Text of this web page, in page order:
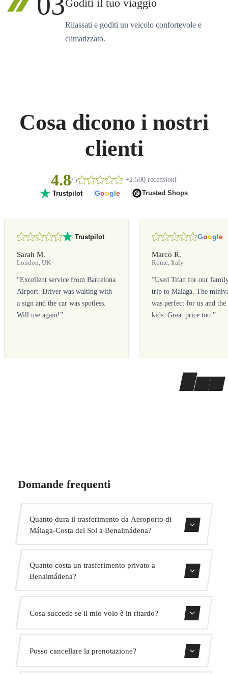
Goditi il tuo viaggio
Rilassati e goditi un veicolo confortevole e
climatizzato.
Cosa dicono i nostri
clienti
4.8/5 +2.500 recensioni
Trustpilot Google Trusted Shops
Trustpilot
Sarah M.
London, UK
“Excellent service from Barcelona
Airport. Driver was waiting with
a sign and the car was spotless.
Will use again!”
Google
Marco R.
Rome, Italy
“Used Titan for our
trip to Malaga. The
was perfect for us and the
kids. Great price too.”
Domande frequenti
Quanto dura il trasferimento da Aeroporto di
Málaga-Costa del Sol a Benalmádena?
Quanto costa un trasferimento privato a
Benalmádena?
prezzo fisso immediato. Senza costi nascosti.
Cosa succede se il mio volo è in ritardo?
adatterà automaticamente l'orario di ritiro senza costi
aggiuntivi.
Posso cancellare la prenotazione?